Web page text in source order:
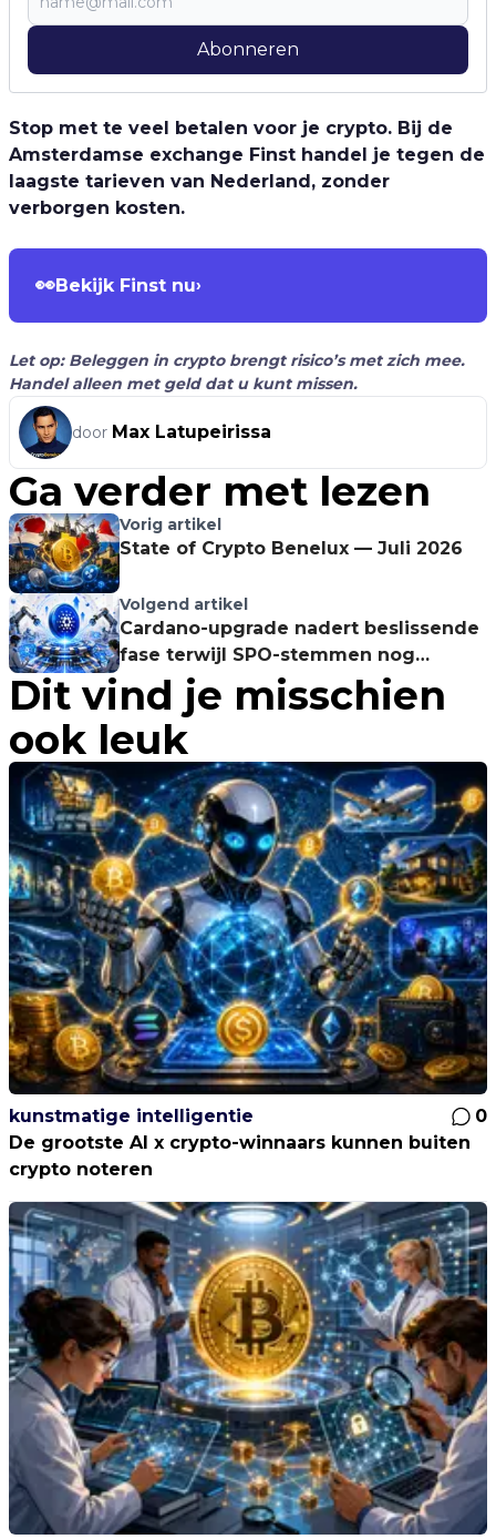
Abonneren
Stop met te veel betalen voor je crypto. Bij de
Amsterdamse exchange Finst handel je tegen de
laagste tarieven van Nederland, zonder
verborgen kosten.
👀Bekijk Finst nu›
Let op: Beleggen in crypto brengt risico’s met zich mee.
Handel alleen met geld dat u kunt missen.
door Max Latupeirissa
Ga verder met lezen
Vorig artikel
State of Crypto Benelux — Juli 2026
Volgend artikel
Cardano-upgrade nadert beslissende
fase terwijl SPO-stemmen nog
achterblijven
Dit vind je misschien
ook leuk
kunstmatige intelligentie
0
De grootste AI x crypto-winnaars kunnen buiten
crypto noteren